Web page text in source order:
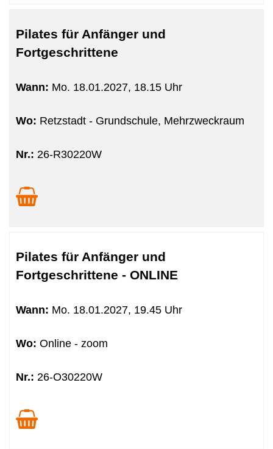
Pilates für Anfänger und
Fortgeschrittene
Wann: Mo. 18.01.2027, 18.15 Uhr
Wo: Retzstadt - Grundschule, Mehrzweckraum
Nr.: 26-R30220W
Pilates für Anfänger und
Fortgeschrittene - ONLINE
Wann: Mo. 18.01.2027, 19.45 Uhr
Wo: Online - zoom
Nr.: 26-O30220W